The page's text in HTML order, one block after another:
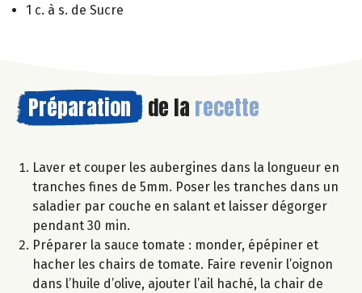
1 c. à s. de Sucre
Préparation de la recette
Laver et couper les aubergines dans la longueur en
tranches fines de 5mm. Poser les tranches dans un
saladier par couche en salant et laisser dégorger
pendant 30 min.
Préparer la sauce tomate : monder, épépiner et
hacher les chairs de tomate. Faire revenir l’oignon
dans l’huile d’olive, ajouter l’ail haché, la chair de